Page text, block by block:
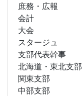
庶務・広報
会計
大会
スタージュ
支部代表幹事
北海道・東北支部
関東支部
中部支部